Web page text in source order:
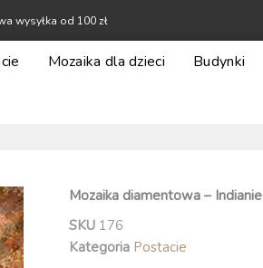
wysyłka od 100 zł
Mozaika dla dzieci Budynki
Mozaika diamentowa –
SKU 176
Kategoria Postacie